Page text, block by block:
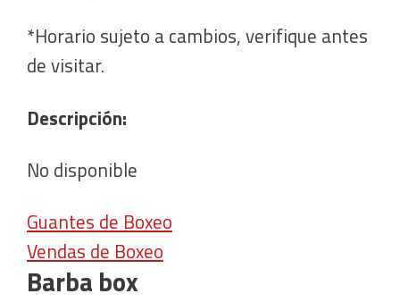
*Horario sujeto a cambios, verifique antes
de visitar.
Descripción:
No disponible
Guantes de Boxeo
Vendas de Boxeo
Barba box